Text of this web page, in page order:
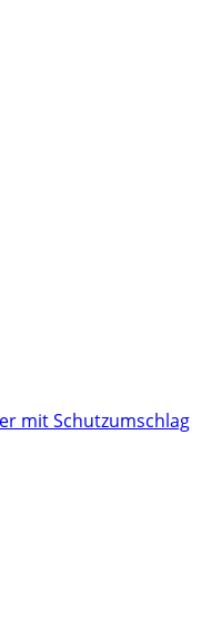
mit Schutzumschlag